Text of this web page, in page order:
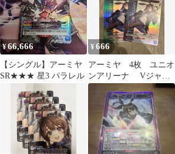
¥66,666
【シングル】アーミヤ
SR★★★ 星3 パラレル
¥666
アーミヤ 4枚 ユニオ
ンアリーナ Vジャン
プ 付録